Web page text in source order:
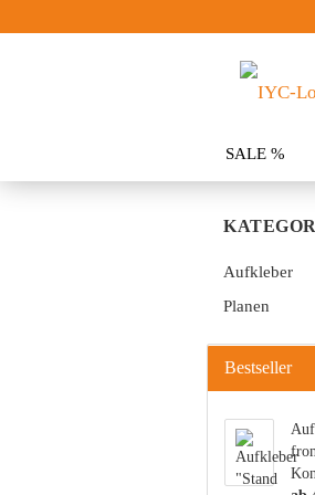
SALE %
Aufkleber
Planen
Bestseller